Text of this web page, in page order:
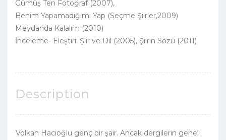
Gümüş Ten Fotoğraf (2007),
Benim Yapamadığımı Yap (Seçme Şiirler,2009)
Meydanda Kalalım (2010)
İnceleme- Eleştiri: Şiir ve Dil (2005), Şiirin Sözü (2011)
Description
Volkan Hacıoğlu genç bir şair. Ancak dergilerin genel